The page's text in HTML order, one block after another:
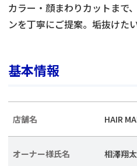
カラー・顔まわりカットまで
ンを丁寧にご提案。垢抜けた
基本情報
店舗名 HAIR
オーナー様氏名 相澤翔太